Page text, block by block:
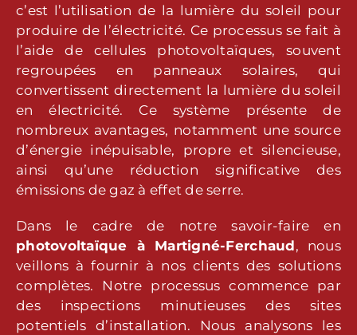
c’est l’utilisation de la lumière du soleil pour
produire de l’électricité. Ce processus se fait à
l’aide de cellules photovoltaïques, souvent
regroupées en panneaux solaires, qui
convertissent directement la lumière du soleil
en électricité. Ce système présente de
nombreux avantages, notamment une source
d’énergie inépuisable, propre et silencieuse,
ainsi qu’une réduction significative des
émissions de gaz à effet de serre.
Dans le cadre de notre savoir-faire en
photovoltaïque à Martigné-Ferchaud, nous
veillons à fournir à nos clients des solutions
complètes. Notre processus commence par
des inspections minutieuses des sites
potentiels d’installation. Nous analysons les